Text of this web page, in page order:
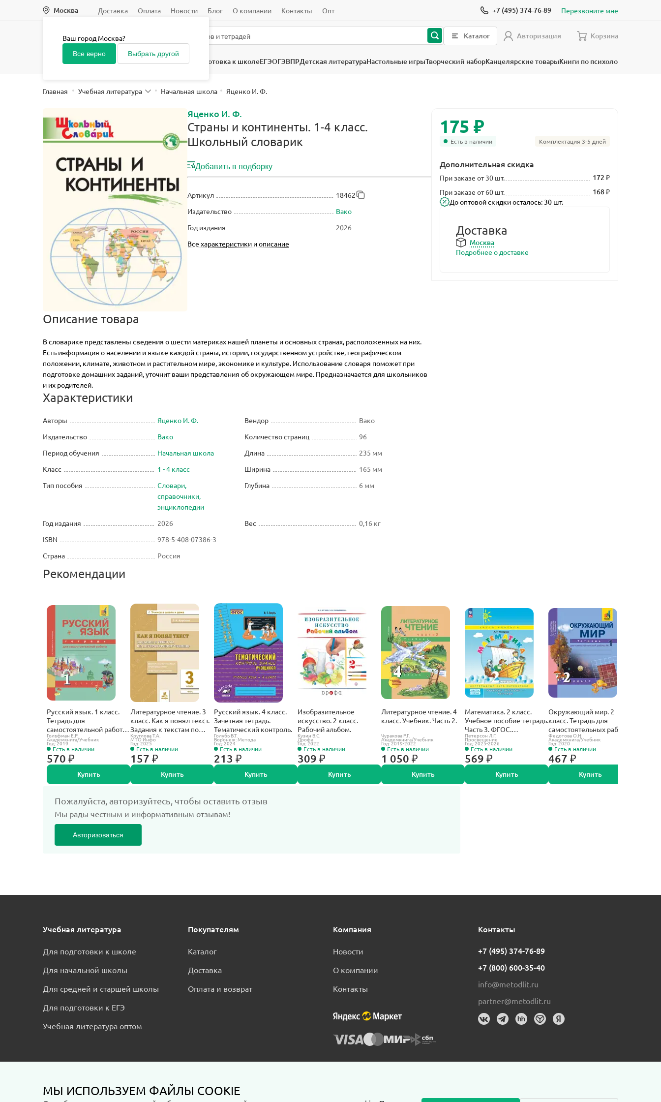
Москва
Ваш город Москва?
Все верно Выбрать другой
Доставка Оплата Новости Блог О компании Контакты Опт +7 (495) 374-76-89 Перезвоните мне
Каталог Авторизация Корзина
Начальная школа Средняя и старшая школа Подготовка к школеЕГЭОГЭВПРДетская литератураНастольные игрыТворческий наборКанцелярские товарыКниги по психологии
Главная Учебная литература Начальная школа Яценко И. Ф.
Яценко И. Ф.
Страны и континенты. 1-4 класс.
Школьный словарик
Добавить в подборку
Артикул
18462
Издательство
Вако
Год издания
2026
Все характеристики и описание
Описание товара
В словарике представлены сведения о шести материках нашей планеты и основных странах, расположенных на них.
Есть информация о населении и языке каждой страны, истории, государственном устройстве, географическом
положении, климате, животном и растительном мире, экономике и культуре. Использование словаря поможет при
подготовке домашних заданий, уточнит ваши представления об окружающем мире. Предназначается для школьников
и их родителей.
Характеристики
Авторы
Яценко И. Ф.
Издательство
Вако
Период обучения
Начальная школа
Класс
1 - 4 класс
Тип пособия
Словари,
справочники,
энциклопедии
Год издания
2026
ISBN
978-5-408-07386-3
Страна
Россия
Вендор
Вако
Количество страниц
96
Длина
235 мм
Ширина
165 мм
Глубина
6 мм
Вес 0,16 кг
175 ₽
Есть в наличии Комплектация 3-5 дней
Дополнительная скидка
При заказе от 30 шт. 172 ₽
При заказе от 60 шт. 168 ₽
До оптовой скидки осталось: 30 шт.
Доставка
Москва
Подробнее о доставке
Рекомендации
Русский язык. 1 класс.
Тетрадь для
самостоятельной работы.
ФГОС. (К учебнику
Чураковой).
Гольфман Е.Р.
Академкнига/Учебник
Год: 2019
Есть в наличии
570 ₽
Купить
Литературное чтение. 3
класс. Как я понял текст.
Задания к текстам по
литературному чтению.
Круглова Т.А.
МТО Инфо
Год: 2025
Есть в наличии
157 ₽
Купить
Русский язык. 4 класс.
Зачетная тетрадь.
Тематический контроль.
Голубь В.Т.
Воронеж: Метода
Год: 2024
Есть в наличии
213 ₽
Купить
Изобразительное
искусство. 2 класс.
Рабочий альбом.
Кузин В.С.
Дрофа
Год: 2022
Есть в наличии
309 ₽
Купить
Литературное чтение. 4
класс. Учебник. Часть 2.
Чуракова Р.Г.
Академкнига/Учебник
Год: 2019-2022
Есть в наличии
1 050 ₽
Купить
Математика. 2 класс.
Учебное пособие-тетрадь.
Часть 3. ФГОС.
(Просвещение).
Петерсон Л.Г.
Просвещение
Год: 2025-2026
Есть в наличии
569 ₽
Купить
Окружающий мир. 2
класс. Тетрадь для
самостоятельных работ.
Часть 1.
Федотова О.Н.
Академкнига/Учебник
Год: 2020
Есть в наличии
467 ₽
Купить
Пожалуйста, авторизуйтесь, чтобы оставить отзыв
Мы рады честным и информативным отзывам!
Авторизоваться
Учебная литература
Для подготовки к школе
Для начальной школы
Для средней и старшей школы
Для подготовки к ЕГЭ
Учебная литература оптом
Покупателям
Каталог
Доставка
Оплата и возврат
Компания
Новости
О компании
Контакты
Контакты
+7 (495) 374-76-89
+7 (800) 600-35-40
info@metodlit.ru
partner@metodlit.ru
Пользовательское соглашение Политика конфиденциальности
МЫ ИСПОЛЬЗУЕМ ФАЙЛЫ COOKIE